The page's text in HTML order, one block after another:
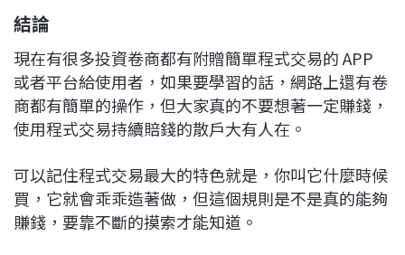
結論
現在有很多投資卷商都有附贈簡單程式交易的 APP
或者平台給使用者，如果要學習的話，網路上還有卷
商都有簡單的操作，但大家真的不要想著一定賺錢，
使用程式交易持續賠錢的散戶大有人在。
可以記住程式交易最大的特色就是，你叫它什麼時候
買，它就會乖乖造著做，但這個規則是不是真的能夠
賺錢，要靠不斷的摸索才能知道。